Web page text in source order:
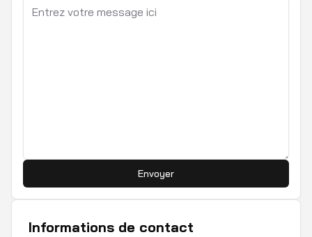
Envoyer
Informations de contact